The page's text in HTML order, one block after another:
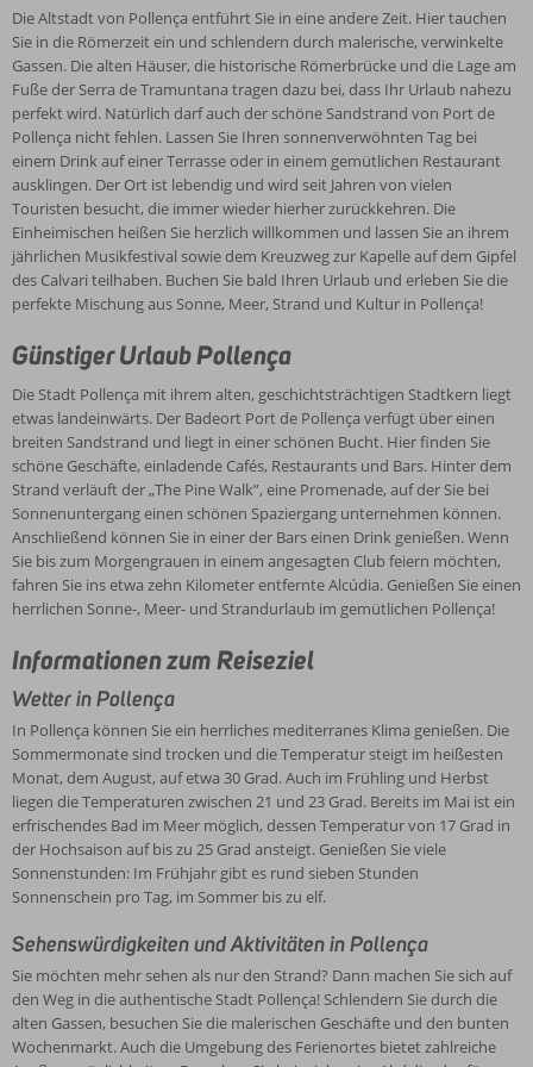
Restaurants ist etwa 45 Autominuten entfernt. Weitere Highlights
der Insel können Sie mit dem Mietwagen, auf einem organisierten
Ausflug oder mit öffentlichen Verkehrsmitteln erreichen. Besuchen
Sie die berühmten Drachenhöhlen oder den großen Markt von Inca
und lassen Sie sich von der Atmosphäre anderer wunderschöner
Orte auf der Insel einfangen. Ihr Urlaub in Pollença wird Ihnen
gefallen.
Die Altstadt von Pollença entführt Sie in eine andere Zeit. Hier tauchen
Sie in die Römerzeit ein und schlendern durch malerische, verwinkelte
Gassen. Die alten Häuser, die historische Römerbrücke und die Lage am
Fuße der Serra de Tramuntana tragen dazu bei, dass Ihr Urlaub nahezu
perfekt wird. Natürlich darf auch der schöne Sandstrand von Port de
Pollença nicht fehlen. Lassen Sie Ihren sonnenverwöhnten Tag bei
einem Drink auf einer Terrasse oder in einem gemütlichen Restaurant
ausklingen. Der Ort ist lebendig und wird seit Jahren von vielen
Touristen besucht, die immer wieder hierher zurückkehren. Die
Einheimischen heißen Sie herzlich willkommen und lassen Sie an ihrem
jährlichen Musikfestival sowie dem Kreuzweg zur Kapelle auf dem Gipfel
des Calvari teilhaben. Buchen Sie bald Ihren Urlaub und erleben Sie die
perfekte Mischung aus Sonne, Meer, Strand und Kultur in Pollença!
Günstiger Urlaub Pollença
Die Stadt Pollença mit ihrem alten, geschichtsträchtigen Stadtkern liegt
etwas landeinwärts. Der Badeort Port de Pollença verfügt über einen
breiten Sandstrand und liegt in einer schönen Bucht. Hier finden Sie
schöne Geschäfte, einladende Cafés, Restaurants und Bars. Hinter dem
Strand verläuft der „The Pine Walk”, eine Promenade, auf der Sie bei
Sonnenuntergang einen schönen Spaziergang unternehmen können.
Anschließend können Sie in einer der Bars einen Drink genießen. Wenn
Sie bis zum Morgengrauen in einem angesagten Club feiern möchten,
fahren Sie ins etwa zehn Kilometer entfernte Alcúdia. Genießen Sie einen
herrlichen Sonne-, Meer- und Strandurlaub im gemütlichen Pollença!
Informationen zum Reiseziel
Wetter in Pollença
In Pollença können Sie ein herrliches mediterranes Klima genießen. Die
Sommermonate sind trocken und die Temperatur steigt im heißesten
Monat, dem August, auf etwa 30 Grad. Auch im Frühling und Herbst
liegen die Temperaturen zwischen 21 und 23 Grad. Bereits im Mai ist ein
erfrischendes Bad im Meer möglich, dessen Temperatur von 17 Grad in
der Hochsaison auf bis zu 25 Grad ansteigt. Genießen Sie viele
Sonnenstunden: Im Frühjahr gibt es rund sieben Stunden
Sonnenschein pro Tag, im Sommer bis zu elf.
Sehenswürdigkeiten und Aktivitäten in Pollença
Sie möchten mehr sehen als nur den Strand? Dann machen Sie sich auf
den Weg in die authentische Stadt Pollença! Schlendern Sie durch die
alten Gassen, besuchen Sie die malerischen Geschäfte und den bunten
Wochenmarkt. Auch die Umgebung des Ferienortes bietet zahlreiche